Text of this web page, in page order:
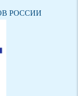
РОССИИ